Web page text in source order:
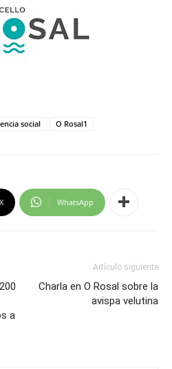
social O Rosal1
X WhatsApp
a
Artículo siguiente
Charla en O Rosal sobre la
avispa velutina